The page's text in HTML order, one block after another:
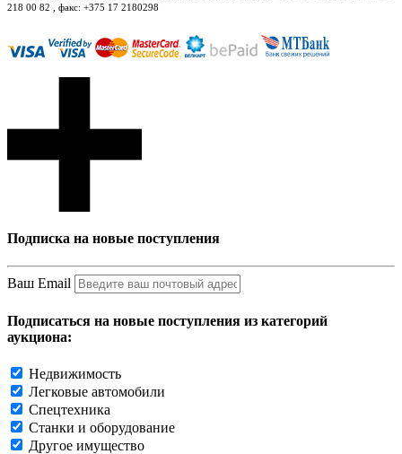
218 00 82 , факс: +375 17 2180298
Подписка на новые поступления
Ваш Email
Подписаться на новые поступления из категорий
аукциона:
Недвижимость
Легковые автомобили
Спецтехника
Станки и оборудование
Другое имущество